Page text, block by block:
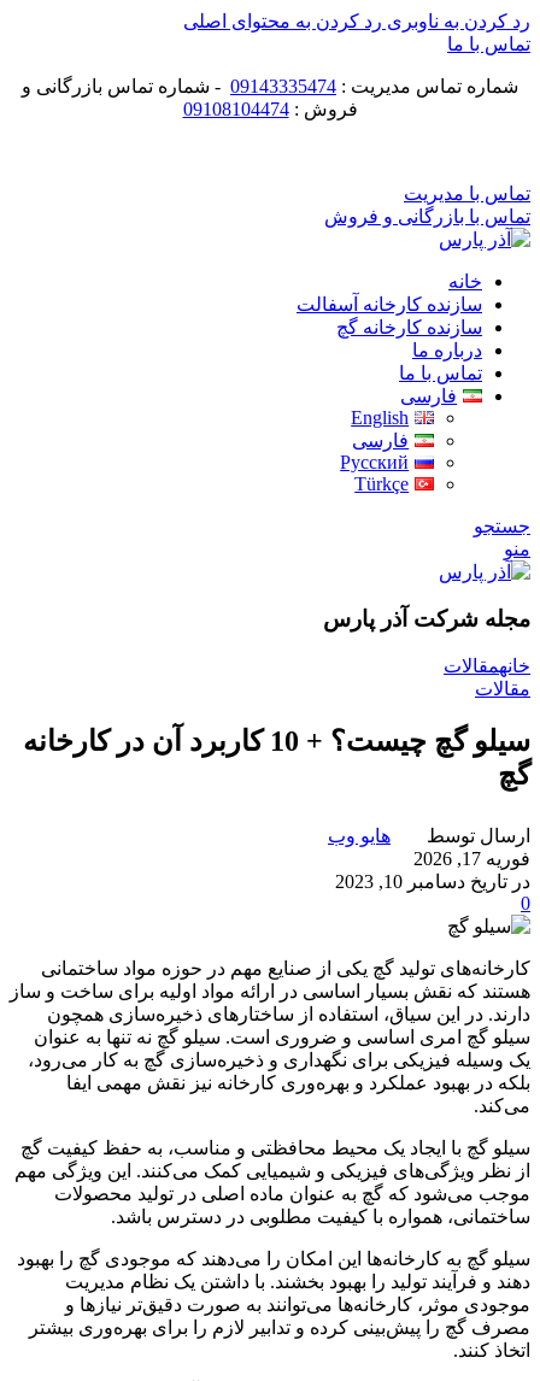
رد کردن به ناوبری رد کردن به محتوای اصلی
تماس با ما
شماره تماس مدیریت : 09143335474 - شماره تماس بازرگانی و
فروش :09108104474
تماس با مدیریت
تماس با بازرگانی و فروش
خانه
سازنده کارخانه آسفالت
سازنده کارخانه گچ
درباره ما
تماس با ما
فارسی
English
فارسی
Русский
Türkçe
جستجو
منو
مجله شرکت آذر پارس
خانهمقالات
مقالات
سیلو گچ چیست؟ + 10 کاربرد آن در کارخانه
گچ
ارسال توسط
هایو وب
فوریه 17, 2026
در تاریخ دسامبر 10, 2023
0
کارخانه‌های تولید گچ یکی از صنایع مهم در حوزه مواد ساختمانی
هستند که نقش بسیار اساسی در ارائه مواد اولیه برای ساخت و ساز
دارند. در این سیاق، استفاده از ساختارهای ذخیره‌سازی همچون
سیلو گچ امری اساسی و ضروری است. سیلو گچ نه تنها به عنوان
یک وسیله فیزیکی برای نگهداری و ذخیره‌سازی گچ به کار می‌رود،
بلکه در بهبود عملکرد و بهره‌وری کارخانه نیز نقش مهمی ایفا
می‌کند.
سیلو گچ با ایجاد یک محیط محافظتی و مناسب، به حفظ کیفیت گچ
از نظر ویژگی‌های فیزیکی و شیمیایی کمک می‌کنند. این ویژگی مهم
موجب می‌شود که گچ به عنوان ماده اصلی در تولید محصولات
ساختمانی، همواره با کیفیت مطلوبی در دسترس باشد.
سیلو گچ به کارخانه‌ها این امکان را می‌دهند که موجودی گچ را بهبود
دهند و فرآیند تولید را بهبود بخشند. با داشتن یک نظام مدیریت
موجودی موثر، کارخانه‌ها می‌توانند به صورت دقیق‌تر نیازها و
مصرف گچ را پیش‌بینی کرده و تدابیر لازم را برای بهره‌وری بیشتر
اتخاذ کنند.